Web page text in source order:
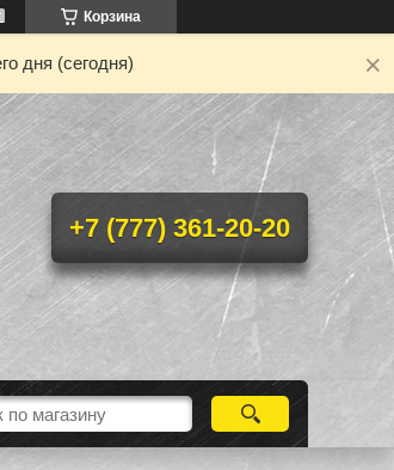
Корзина
дня (сегодня)
+7 (777) 361-20-20